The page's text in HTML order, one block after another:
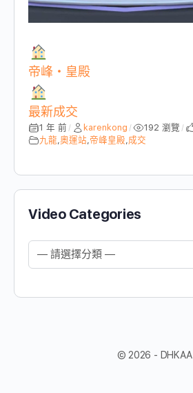
帝峰・皇殿
最新成交
1 年 前 / karenkong / 192 瀏覽 /
九龍 奧運站 帝峰皇殿 成交
Video Categories
© 2026 - DHKAA